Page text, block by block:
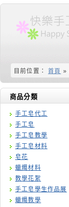
目前位置： 首頁 »
商品分類
手工皂代工
手工皂
手工皂教學
手工皂材料
皂花
蠟燭材料
教學花絮
手工皂學生作品展
蠟燭教學